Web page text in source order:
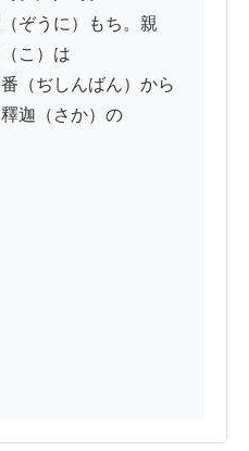
ぞうに）もち。親
こ）は
（ぢしんばん）から
迦（さか）の